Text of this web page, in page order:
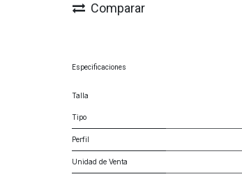
Comparar
Especificaciones
Talla
Tipo
Perfil
Unidad de Venta